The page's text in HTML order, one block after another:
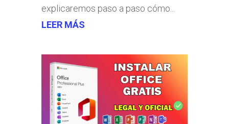
explicaremos paso a paso cómo...
LEER MÁS